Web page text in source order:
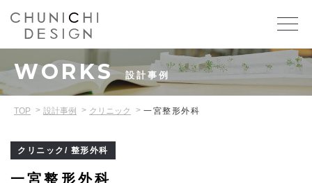
WORKS 設計事例
TOP 設計事例 クリニック 一宮整形外科
クリニック/ 整形外科
一宮整形外科